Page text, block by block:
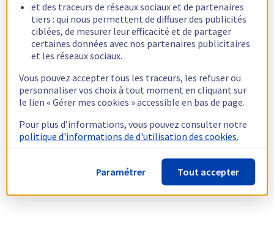
et des traceurs de réseaux sociaux et de partenaires
tiers : qui nous permettent de diffuser des publicités
ciblées, de mesurer leur efficacité et de partager
certaines données avec nos partenaires publicitaires
et les réseaux sociaux.
Vous pouvez accepter tous les traceurs, les refuser ou
personnaliser vos choix à tout moment en cliquant sur
le lien « Gérer mes cookies » accessible en bas de page.
Pour plus d’informations, vous pouvez consulter notre
politique d'informations de d'utilisation des cookies.
Paramétrer Tout accepter